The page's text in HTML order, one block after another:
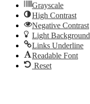
Grayscale
High Contrast
Negative Contrast
Light Background
Links Underline
Readable Font
Reset